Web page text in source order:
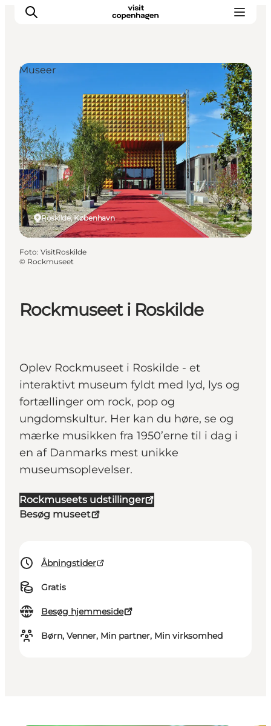
This is Copenhagen
Aktiviteter
Spis & drik
Områder
Planlæg din tur
CopenPay
Copenhagen Card
Rockmuseet i Roskilde
Oplev Rockmuseet i Roskilde - et
interaktivt museum fyldt med lyd, lys og
fortællinger om rock, pop og
ungdomskultur. Her kan du høre, se og
mærke musikken fra 1950’erne til i dag i
en af Danmarks mest unikke
museumsoplevelser.
Rockmuseets udstillinger
Besøg museet
Åbningstider
Gratis
Besøg hjemmeside
Børn, Venner, Min partner, Min virksomhed
Roskilde, København
Museer
Foto: VisitRoskilde
© Rockmuseet